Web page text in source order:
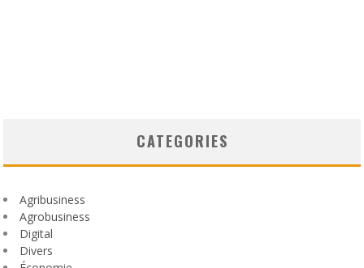
CATEGORIES
Agribusiness
Agrobusiness
Digital
Divers